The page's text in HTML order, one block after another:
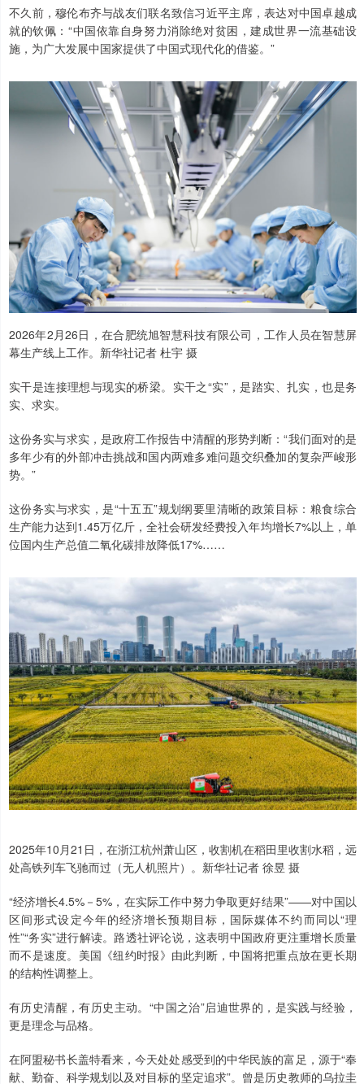
不久前，穆伦布齐与战友们联名致信习近平主席，表达对中国卓越成
就的钦佩：“中国依靠自身努力消除绝对贫困，建成世界一流基础设
施，为广大发展中国家提供了中国式现代化的借鉴。”
2026年2月26日，在合肥统旭智慧科技有限公司，工作人员在智慧屏
幕生产线上工作。新华社记者 杜宇 摄
实干是连接理想与现实的桥梁。实干之“实”，是踏实、扎实，也是务
实、求实。
这份务实与求实，是政府工作报告中清醒的形势判断：“我们面对的是
多年少有的外部冲击挑战和国内两难多难问题交织叠加的复杂严峻形
势。”
这份务实与求实，是“十五五”规划纲要里清晰的政策目标：粮食综合
生产能力达到1.45万亿斤，全社会研发经费投入年均增长7%以上，单
位国内生产总值二氧化碳排放降低17%……
2025年10月21日，在浙江杭州萧山区，收割机在稻田里收割水稻，远
处高铁列车飞驰而过（无人机照片）。新华社记者 徐昱 摄
“经济增长4.5%－5%，在实际工作中努力争取更好结果”——对中国以
区间形式设定今年的经济增长预期目标，国际媒体不约而同以“理
性”“务实”进行解读。路透社评论说，这表明中国政府更注重增长质量
而不是速度。美国《纽约时报》由此判断，中国将把重点放在更长期
的结构性调整上。
有历史清醒，有历史主动。“中国之治”启迪世界的，是实践与经验，
更是理念与品格。
在阿盟秘书长盖特看来，今天处处感受到的中华民族的富足，源于“奉
献、勤奋、科学规划以及对目标的坚定追求”。曾是历史教师的乌拉圭